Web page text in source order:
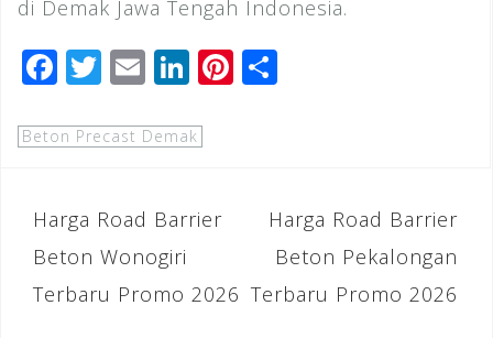
di Demak Jawa Tengah Indonesia.
F
c
b
o
o
k
T
tt
r
E
ai
Li
k
dI
n
Pi
Beton Precast Demak
Navigasi
pos
Harga Road Barrier
Beton Wonogiri
Terbaru Promo 2026
Harga Road Barrier
Beton Pekalongan
Terbaru Promo 2026